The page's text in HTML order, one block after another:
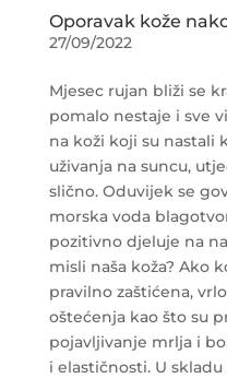
Oporavak kože
27/09/2022
Mjesec rujan bliži se
pomalo nestaje i sve
na koži koji su nastali
uživanja na suncu,
slično. Oduvijek se
morska voda
pozitivno djeluje na
misli naša koža? Ako
pravilno zaštićena,
oštećenja kao što su
pojavljivanje mrlja i
i elastičnosti. U